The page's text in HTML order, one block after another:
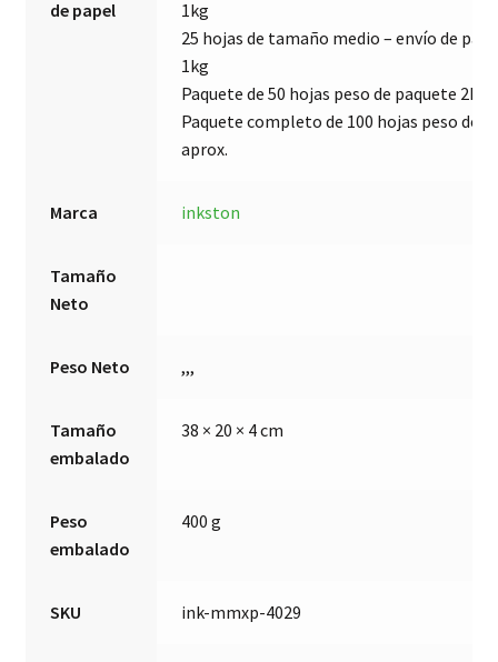
de papel
1kg
25 hojas de tamaño medio – envío de
1kg
Paquete de 50 hojas peso de paquete 2kg
Paquete completo de 100 hojas peso de
aprox.
Marca inkston
Tamaño
Neto
Peso Neto ,,,
Tamaño
embalado
38 × 20 × 4 cm
Peso
embalado
400 g
SKU ink-mmxp-4029